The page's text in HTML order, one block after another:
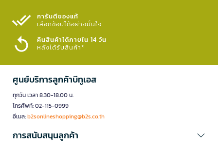
การันตีของแท้
เลือกช้อปได้อย่างมั่นใจ​
คืนสินค้าได้ภายใน 14 วัน
หลังได้รับสินค้า*
ศูนย์บริการลูกค้าบีทูเอส
ทุกวัน เวลา 8.30-18.00 น.
โทรศัพท์: 02-115-0999
อีเมล:b2sonlineshopping@b2s.co.th
การสนับสนุนลูกค้า